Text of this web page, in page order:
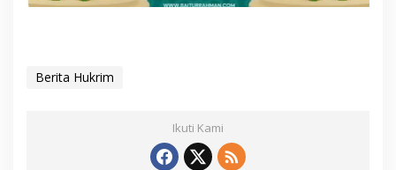
Berita Hukrim
Ikuti Kami